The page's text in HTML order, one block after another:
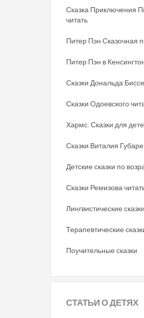
Сказка Приключения
читать
Питер Пэн Сказочная
Питер Пэн в
Сказки Дональда
Сказки Одоевского
Хармс. Сказки для
Сказки Виталия
Детские сказки по
Сказки Ремизова
Лингвистические сказки
Терапевтические
Поучительные сказки
СТАТЬИО ДЕТЯХ